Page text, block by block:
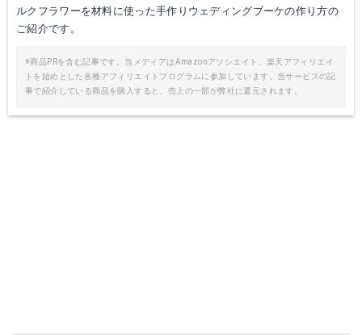
ルクフラワーを材料に使った手作りウェディングブーケの作り方の
ご紹介です。
※商品PRを含む記事です。当メディアはAmazonアソシエイト、楽天アフィリエイ
トを始めとした各種アフィリエイトプログラムに参加しています。当サービスの記
事で紹介している商品を購入すると、売上の一部が弊社に還元されます。